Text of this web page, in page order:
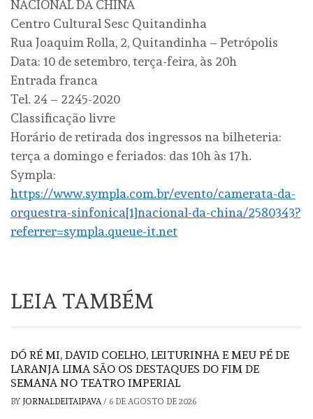
NACIONAL DA CHINA
Centro Cultural Sesc Quitandinha
Rua Joaquim Rolla, 2, Quitandinha – Petrópolis
Data: 10 de setembro, terça-feira, às 20h
Entrada franca
Tel. 24 – 2245-2020
Classificação livre
Horário de retirada dos ingressos na bilheteria:
terça a domingo e feriados: das 10h às 17h.
Sympla:
https://www.sympla.com.br/evento/camerata-da-
orquestra-sinfonica[1]nacional-da-china/2580343?
referrer=sympla.queue-it.net
LEIA TAMBÉM
DÓ RÉ MI, DAVID COELHO, LEITURINHA E MEU PÉ DE
LARANJA LIMA SÃO OS DESTAQUES DO FIM DE
SEMANA NO TEATRO IMPERIAL
BY JORNALDEITAIPAVA/ 6 DE AGOSTO DE 2026